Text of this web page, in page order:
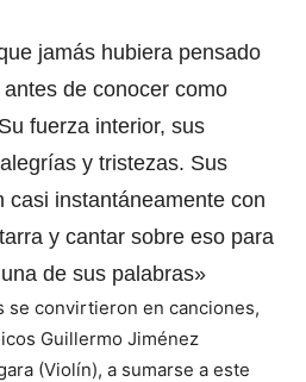
jamás hubiera pensado
de conocer como
fuerza interior, sus
y tristezas. Sus
casi instantáneamente con
y cantar sobre eso para
de sus palabras»
se convirtieron en canciones,
Guillermo Jiménez
(Violín), a sumarse a este